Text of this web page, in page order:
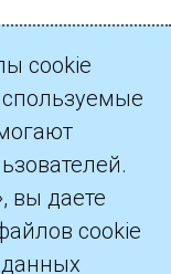
ТЭК
дом 45,
cookie
вы даете
cookie